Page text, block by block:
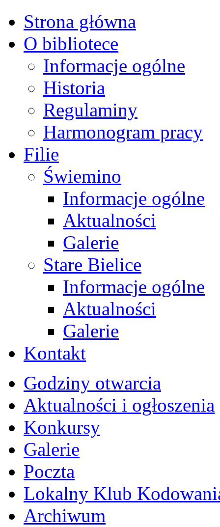
Strona główna
O bibliotece
Informacje ogólne
Historia
Regulaminy
Harmonogram pracy
Filie
Świemino
Informacje ogólne
Aktualności
Galerie
Stare Bielice
Informacje ogólne
Aktualności
Galerie
Kontakt
Godziny otwarcia
Aktualności i ogłoszenia
Konkursy
Galerie
Poczta
Lokalny Klub
Archiwum